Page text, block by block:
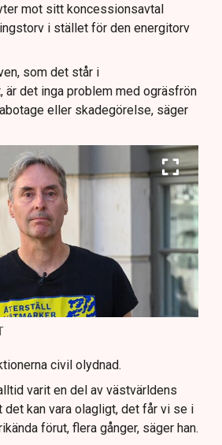
mot sitt koncessionsavtal
i stället för den energitorv
som det står i
är det inga problem med ogräsfrön
eller skadegörelse, säger
civil olydnad.
varit en del av västvärldens
det kan vara olagligt, det får vi se i
förut, flera gånger, säger han.